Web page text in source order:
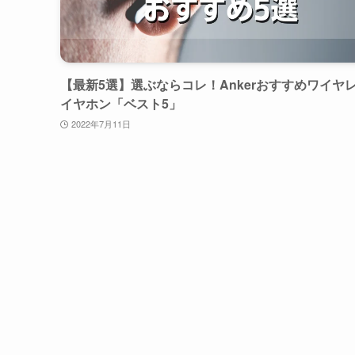
【最新5選】選ぶならコレ！Ankerおすすめワイヤ
イヤホン「ベスト5」
2022年7月11日